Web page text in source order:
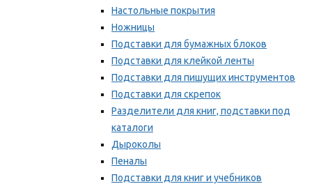
Настольные покрытия
Ножницы
Подставки для бумажных блоков
Подставки для клейкой ленты
Подставки для пишущих инструментов
Подставки для скрепок
Разделители для книг, подставки под
каталоги
Дыроколы
Пеналы
Подставки для книг и учебников